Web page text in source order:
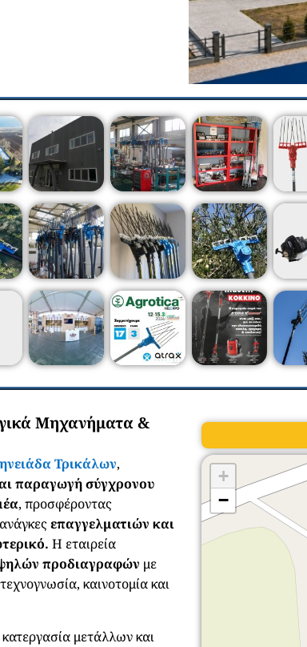
Μηχανήματα &
Τρικάλων,
παραγωγή σύγχρονου
, προσφέροντας
επαγγελματιών και
Η εταιρεία
προδιαγραφών με
καινοτομία και
μετάλλων και
+
−